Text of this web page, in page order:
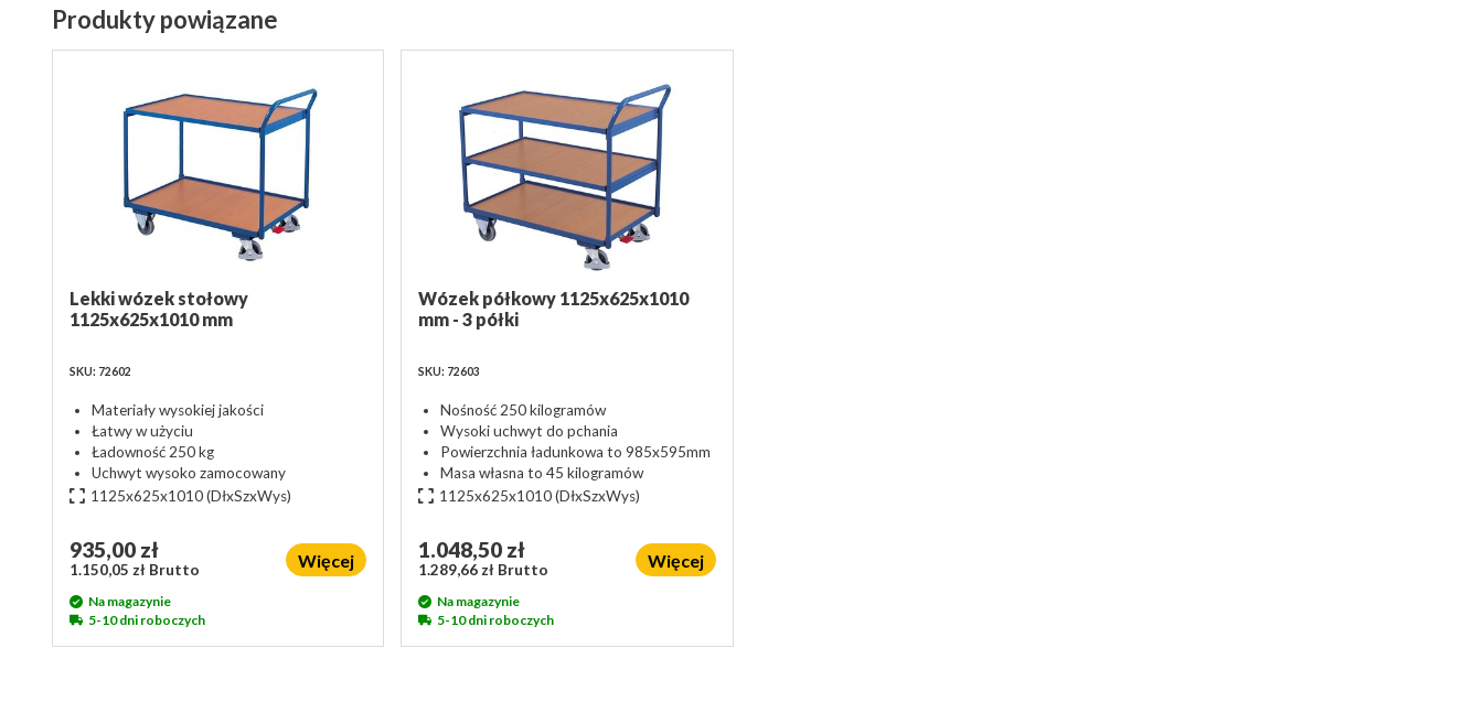
Produkty powiązane
Lekki wózek stołowy
1125x625x1010 mm
SKU: 72602
Materiały wysokiej jakości
Łatwy w użyciu
Ładowność 250 kg
Uchwyt wysoko zamocowany
1125x625x1010(DłxSzxWys)
935,00 zł
1.150,05 zł Brutto Więcej
Na magazynie
5-10 dni roboczych
Wózek półkowy 1125x625x1010
mm - 3 półki
SKU: 72603
Nośność 250 kilogramów
Wysoki uchwyt do pchania
Powierzchnia ładunkowa to 985x595mm
Masa własna to 45 kilogramów
1125x625x1010(DłxSzxWys)
1.048,50 zł
1.289,66 zł Brutto Więcej
Na magazynie
5-10 dni roboczych